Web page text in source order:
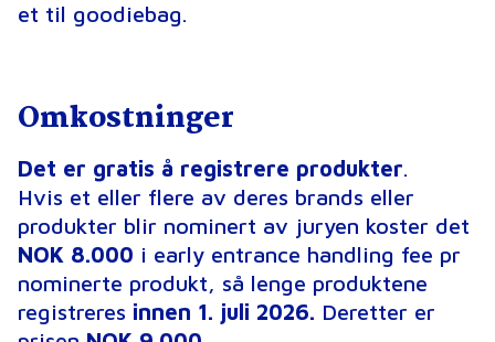
et til goodiebag.
Omkostninger
Det er gratis å registrere produkter.
Hvis et eller flere av deres brands eller
produkter blir nominert av juryen koster det
NOK 8.000 i early entrance handling fee pr
nominerte produkt, så lenge produktene
registreres innen 1. juli 2026. Deretter er